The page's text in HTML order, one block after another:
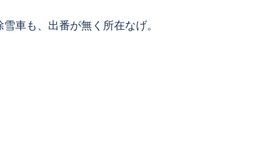
車も、出番が無く所在なげ。